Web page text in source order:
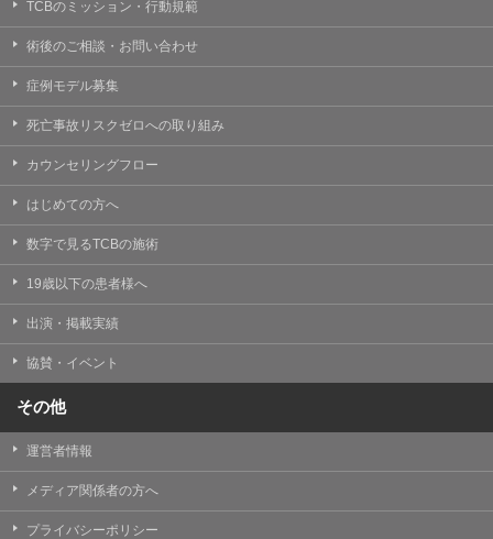
TCBのミッション・行動規範
術後のご相談・お問い合わせ
症例モデル募集
死亡事故リスクゼロへの取り組み
カウンセリングフロー
はじめての方へ
数字で見るTCBの施術
19歳以下の患者様へ
出演・掲載実績
協賛・イベント
その他
運営者情報
メディア関係者の方へ
プライバシーポリシー